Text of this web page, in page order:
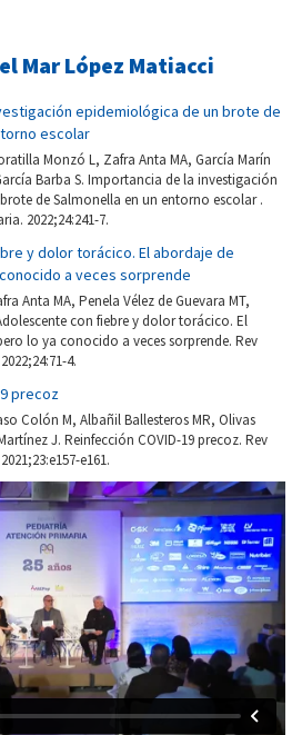
Mar López Matiacci
epidemiológica de un brote de
escolar
Monzó L, Zafra Anta MA, García Marín
Barba S. Importancia de la investigación
de Salmonella en un entorno escolar .
2022;24:241-7.
y dolor torácico. El abordaje de
a veces sorprende
Anta MA, Penela Vélez de Guevara MT,
con fiebre y dolor torácico. El
lo ya conocido a veces sorprende. Rev
4.
precoz
Colón M, Albañil Ballesteros MR, Olivas
J. Reinfección COVID-19 precoz. Rev
e161.